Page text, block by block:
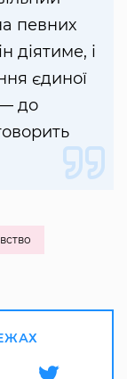
певних
діятиме, і
єдиної
— до